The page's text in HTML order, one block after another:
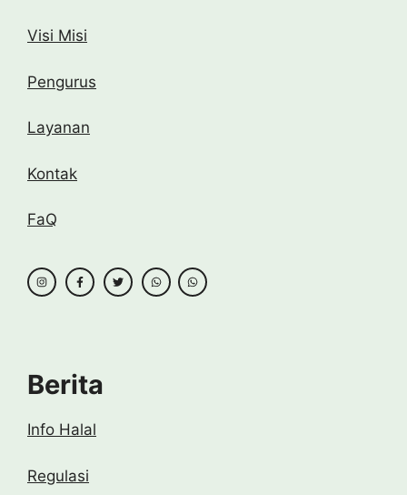
Visi Misi
Pengurus
Layanan
Kontak
FaQ
Berita
Info Halal
Regulasi